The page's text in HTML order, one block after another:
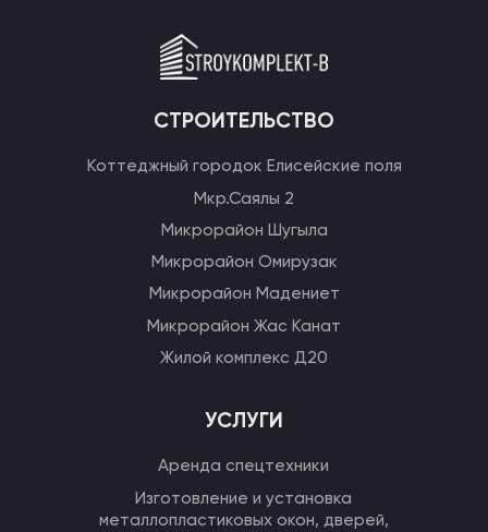
СТРОИТЕЛЬСТВО
Коттеджный городок Елисейские поля
Мкр.Саялы 2
Микрорайон Шугыла
Микрорайон Омирузак
Микрорайон Мадениет
Микрорайон Жас Канат
Жилой комплекс Д20
УСЛУГИ
Аренда спецтехники
Изготовление и установка
металлопластиковых окон, дверей,